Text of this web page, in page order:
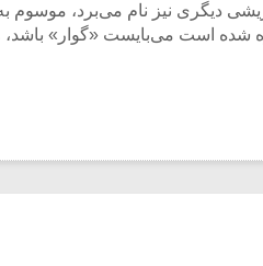
مرحوم خالقی در صفحه ۲۲۰ همین کتاب از یک اطریشی
شده است می‌بایست «گوار»